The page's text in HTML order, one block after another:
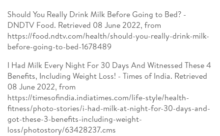
Should You Really Drink Milk Before Going to Bed? -
DNDTV Food. Retrieved 08 June 2022, from
https://food.ndtv.com/health/should-you-really-drink-milk-
before-going-to-bed-1678489
I Had Milk Every Night For 30 Days And Witnessed These 4
Benefits, Including Weight Loss! - Times of India. Retrieved
08 June 2022, from
https://timesofindia.indiatimes.com/life-style/health-
fitness/photo-stories/i-had-milk-at-night-for-30-days-and-
got-these-3-benefits-including-weight-
loss/photostory/63428237.cms